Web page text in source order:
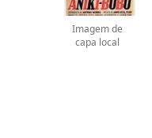
Imagem de
capa local